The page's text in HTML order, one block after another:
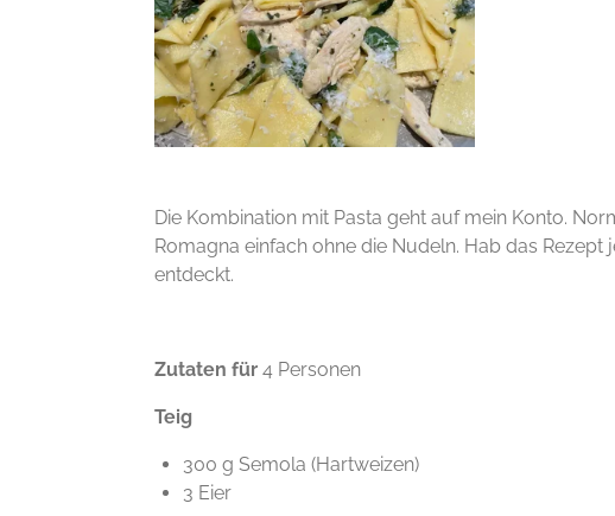
Die Kombination mit Pasta geht auf mein Konto.
Romagna einfach ohne die Nudeln. Hab das
entdeckt.
Zutaten für4 Personen
Teig
300 g Semola (Hartweizen)
3 Eier